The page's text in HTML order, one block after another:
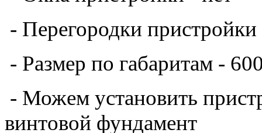
- Подшив выноса крыши
- Доставка и монтаж на
фундамент оплачивается
Пристройка к дому 6х4, наша